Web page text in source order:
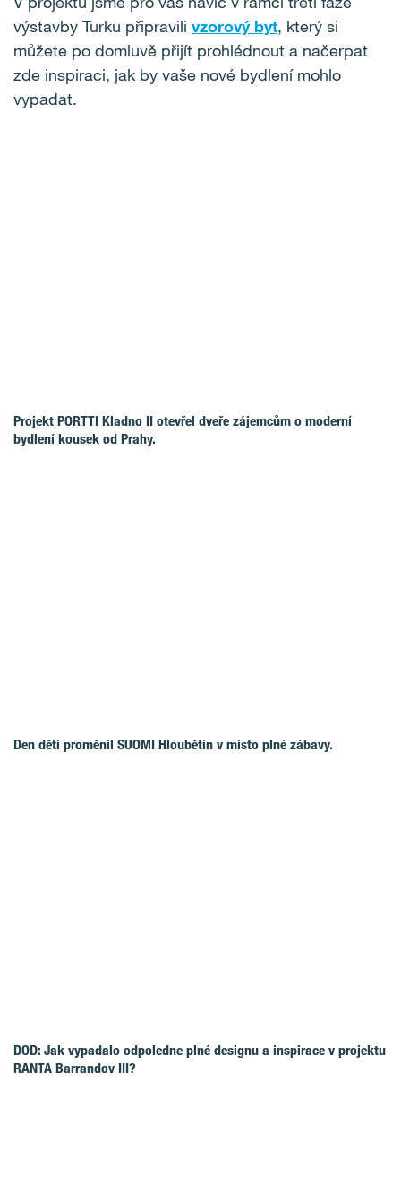
výstavby Turku připravili vzorový byt, který si
můžete po domluvě přijít prohlédnout a načerpat
zde inspiraci, jak by vaše nové bydlení mohlo
vypadat.
Projekt PORTTI Kladno II otevřel dveře zájemcům o moderní
bydlení kousek od Prahy.
Den dětí proměnil SUOMI Hloubětín v místo plné zábavy.
DOD: Jak vypadalo odpoledne plné designu a inspirace v projektu
RANTA Barrandov III?